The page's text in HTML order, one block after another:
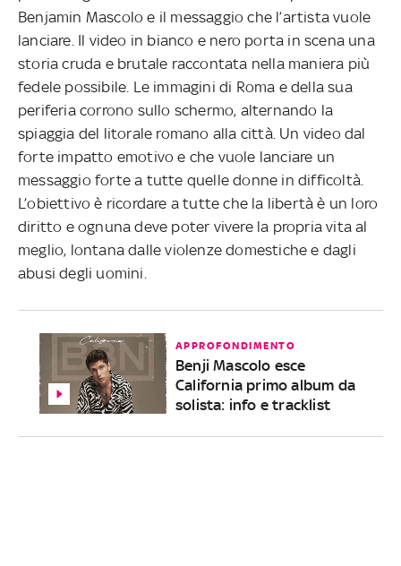
Benjamin Mascolo e il messaggio che l’artista vuole
lanciare. Il video in bianco e nero porta in scena una
storia cruda e brutale raccontata nella maniera più
fedele possibile. Le immagini di Roma e della sua
periferia corrono sullo schermo, alternando la
spiaggia del litorale romano alla città. Un video dal
forte impatto emotivo e che vuole lanciare un
messaggio forte a tutte quelle donne in difficoltà.
L’obiettivo è ricordare a tutte che la libertà è un loro
diritto e ognuna deve poter vivere la propria vita al
meglio, lontana dalle violenze domestiche e dagli
abusi degli uomini.
APPROFONDIMENTO
Benji Mascolo esce
California primo album da
solista: info e tracklist